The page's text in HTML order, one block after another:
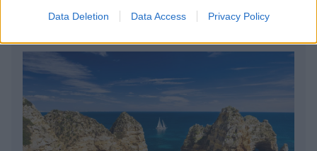
Data Deletion Data Access Privacy Policy